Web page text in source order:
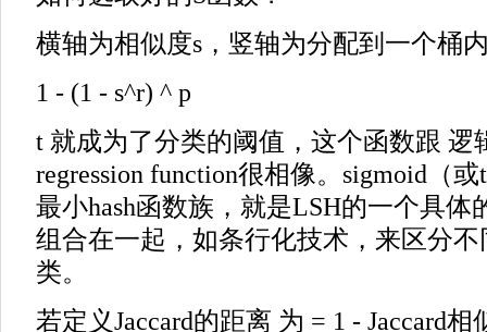
横轴为相似度s，竖轴为分配到一个桶
1 - (1 - s^r) ^ p
t 就成为了分类的阈值，这个函数跟 逻
regression function很相像。sigmoid（
最小hash函数族，就是LSH的一个具体
组合在一起，如条行化技术，来区分
类。
若定义Jaccard的距离 为 = 1 - Jaccard